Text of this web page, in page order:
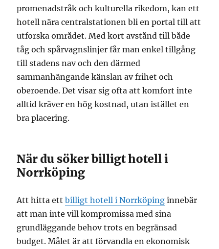
promenadstråk och kulturella rikedom, kan ett
hotell nära centralstationen bli en portal till att
utforska området. Med kort avstånd till både
tåg och spårvagnslinjer får man enkel tillgång
till stadens nav och den därmed
sammanhängande känslan av frihet och
oberoende. Det visar sig ofta att komfort inte
alltid kräver en hög kostnad, utan istället en
bra placering.
När du söker billigt hotell i
Norrköping
Att hitta ettbilligt hotell i Norrköping innebär
att man inte vill kompromissa med sina
grundläggande behov trots en begränsad
budget. Målet är att förvandla en ekonomisk